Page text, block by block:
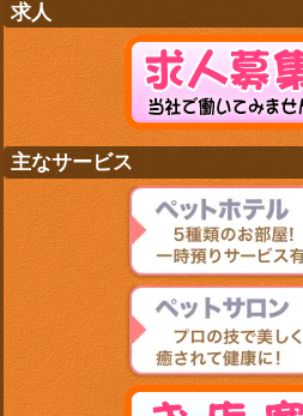
求人
主なサービス